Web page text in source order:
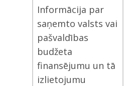
Informācija par
saņemto valsts vai
pašvaldības
budžeta
finansējumu un tā
izlietojumu